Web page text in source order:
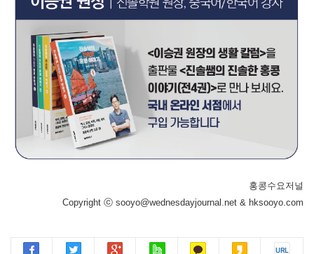
홍콩수요저널
Copyright ⓒ sooyo@wednesdayjournal.net & hksooyo.com